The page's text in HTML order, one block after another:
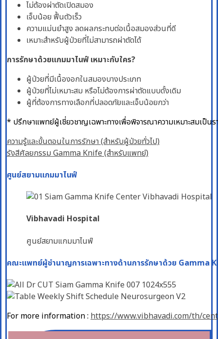
ไม่ต้องผ่าตัดเปิดสมอง
เจ็บน้อย ฟื้นตัวเร็ว
ความแม่นยำสูง ลดผลกระทบต่อเนื้อสมองส่วนที่ดี
เหมาะสำหรับผู้ป่วยที่ไม่สามารถผ่าตัดได้
การรักษาด้วยแกมมาไนฟ์ เหมาะกับใคร?
ผู้ป่วยที่มีเนื้องอกในสมองบางประเภท
ผู้ป่วยที่ไม่เหมาะสม หรือไม่ต้องการผ่าตัดแบบดั้งเดิม
ผู้ที่ต้องการทางเลือกที่ปลอดภัยและเจ็บน้อยกว่า
* ปรึกษาแพทย์ผู้เชี่ยวชาญเฉพาะทางเพื่อพิจารณาความเหมาะสมเป็น
ความรู้และขั้นตอนในการรักษา (สำหรับผู้ป่วยทั่วไป)
รังสีศัลยกรรม Gamma Knife (สำหรับแพทย์)
ศูนย์สยามแกมมาไนฟ์
Vibhavadi Hospital
ศูนย์สยามแกมมาไนฟ์
คณะแพทย์ผู้ชำนาญการเฉพาะทางด้านการรักษาด้วย Gamma
For more information : https://www.vibhavadi.com/th/